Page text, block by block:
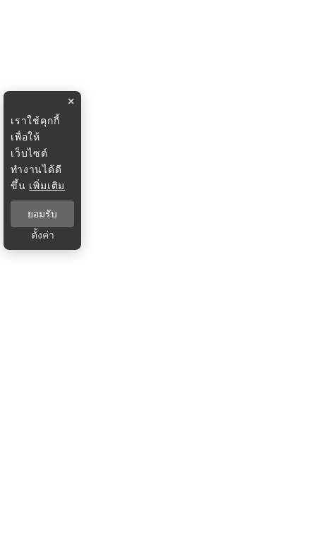
×
เราใช้คุกกี้
เพื่อให้
เว็บไซต์
ทำงานได้ดี
ขึ้น เพิ่มเติม
ยอมรับ
ตั้งค่า